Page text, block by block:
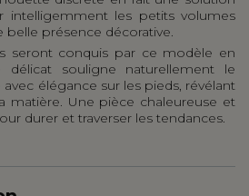
intelligemment les petits volumes
présence décorative.
seront conquis par ce modèle en
souligne naturellement le
élégance sur les pieds, révélant
matière. Une pièce chaleureuse et
durer et traverser les tendances.